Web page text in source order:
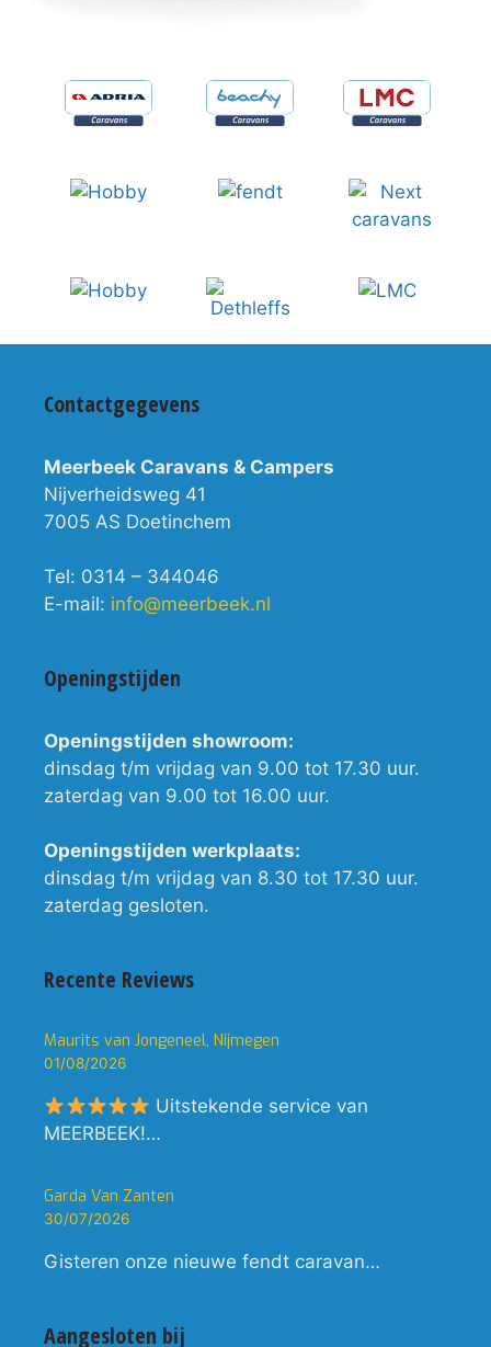
Contactgegevens
Meerbeek Caravans & Campers
Nijverheidsweg 41
7005 AS Doetinchem
Tel: 0314 – 344046
E-mail: info@meerbeek.nl
Openingstijden
Openingstijden showroom:
dinsdag t/m vrijdag van 9.00 tot 17.30 uur.
zaterdag van 9.00 tot 16.00 uur.
Openingstijden werkplaats:
dinsdag t/m vrijdag van 8.30 tot 17.30 uur.
zaterdag gesloten.
Recente Reviews
Maurits van Jongeneel, Nijmegen
01/08/2026
Uitstekende service van
MEERBEEK!…
Garda Van Zanten
30/07/2026
Gisteren onze nieuwe fendt caravan…
Aangesloten bij